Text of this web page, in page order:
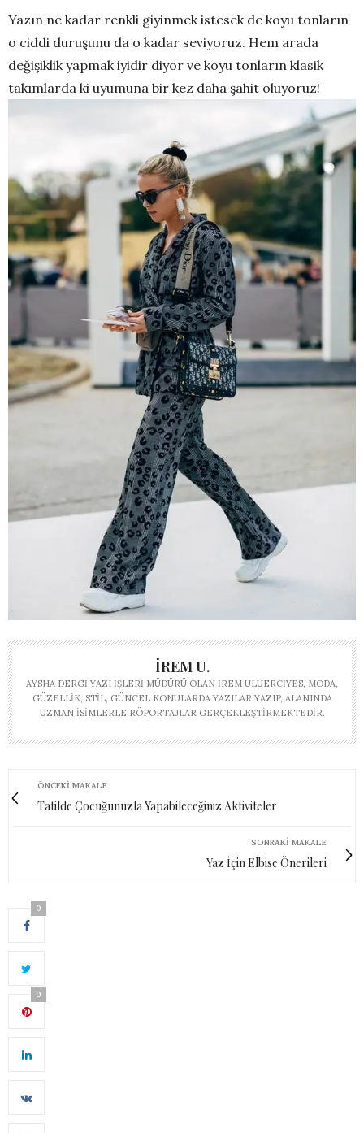
Yazın ne kadar renkli giyinmek istesek de koyu tonların
o ciddi duruşunu da o kadar seviyoruz. Hem arada
değişiklik yapmak iyidir diyor ve koyu tonların klasik
takımlarda ki uyumuna bir kez daha şahit oluyoruz!
İREM U.
AYSHA DERGI YAZI İŞLERI MÜDÜRÜ OLAN İREM ULUERCIYES, MODA,
GÜZELLIK, STIL, GÜNCEL KONULARDA YAZILAR YAZIP, ALANINDA
UZMAN ISIMLERLE RÖPORTAJLAR GERÇEKLEŞTIRMEKTEDIR.
ÖNCEKI MAKALE
Tatilde Çocuğunuzla Yapabileceğiniz Aktiviteler
SONRAKI MAKALE
Yaz İçin Elbise Önerileri
0
0